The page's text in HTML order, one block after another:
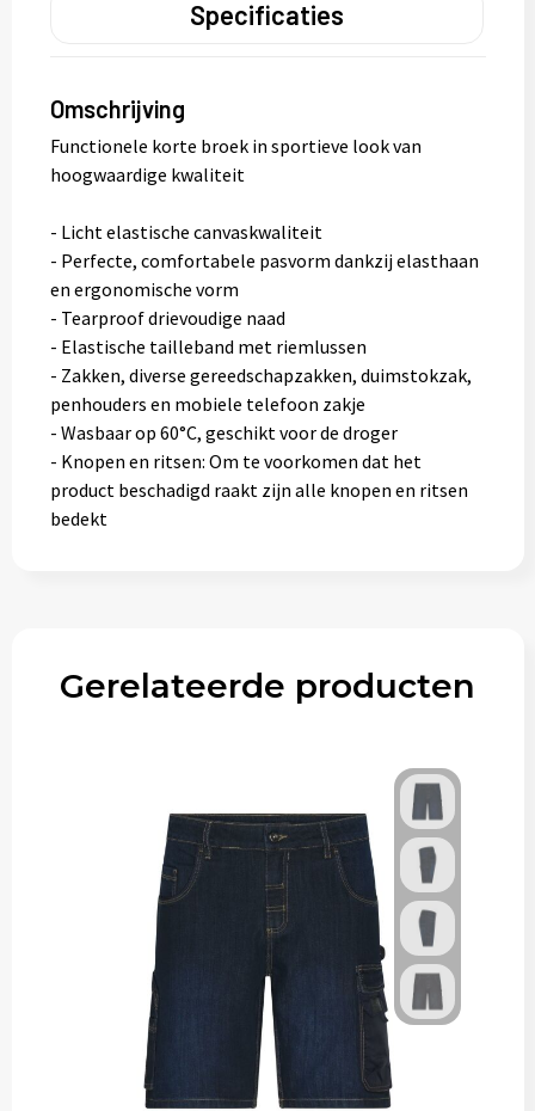
Specificaties
Omschrijving
Functionele korte broek in sportieve look van
hoogwaardige kwaliteit
- Licht elastische canvaskwaliteit
- Perfecte, comfortabele pasvorm dankzij elasthaan
en ergonomische vorm
- Tearproof drievoudige naad
- Elastische tailleband met riemlussen
- Zakken, diverse gereedschapzakken, duimstokzak,
penhouders en mobiele telefoon zakje
- Wasbaar op 60°C, geschikt voor de droger
- Knopen en ritsen: Om te voorkomen dat het
product beschadigd raakt zijn alle knopen en ritsen
bedekt
Gerelateerde producten